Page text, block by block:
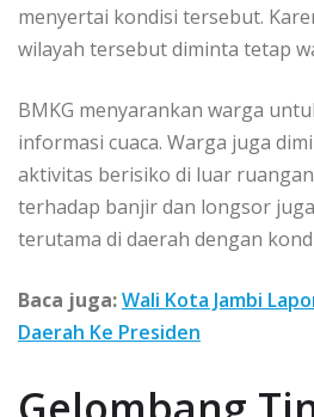
menyertai kondisi tersebut.
wilayah tersebut diminta tetap
BMKG menyarankan warga
informasi cuaca. Warga juga
aktivitas berisiko di luar
terhadap banjir dan longsor
terutama di daerah dengan
Baca juga:Wali Kota Jambi
Daerah Ke Presiden